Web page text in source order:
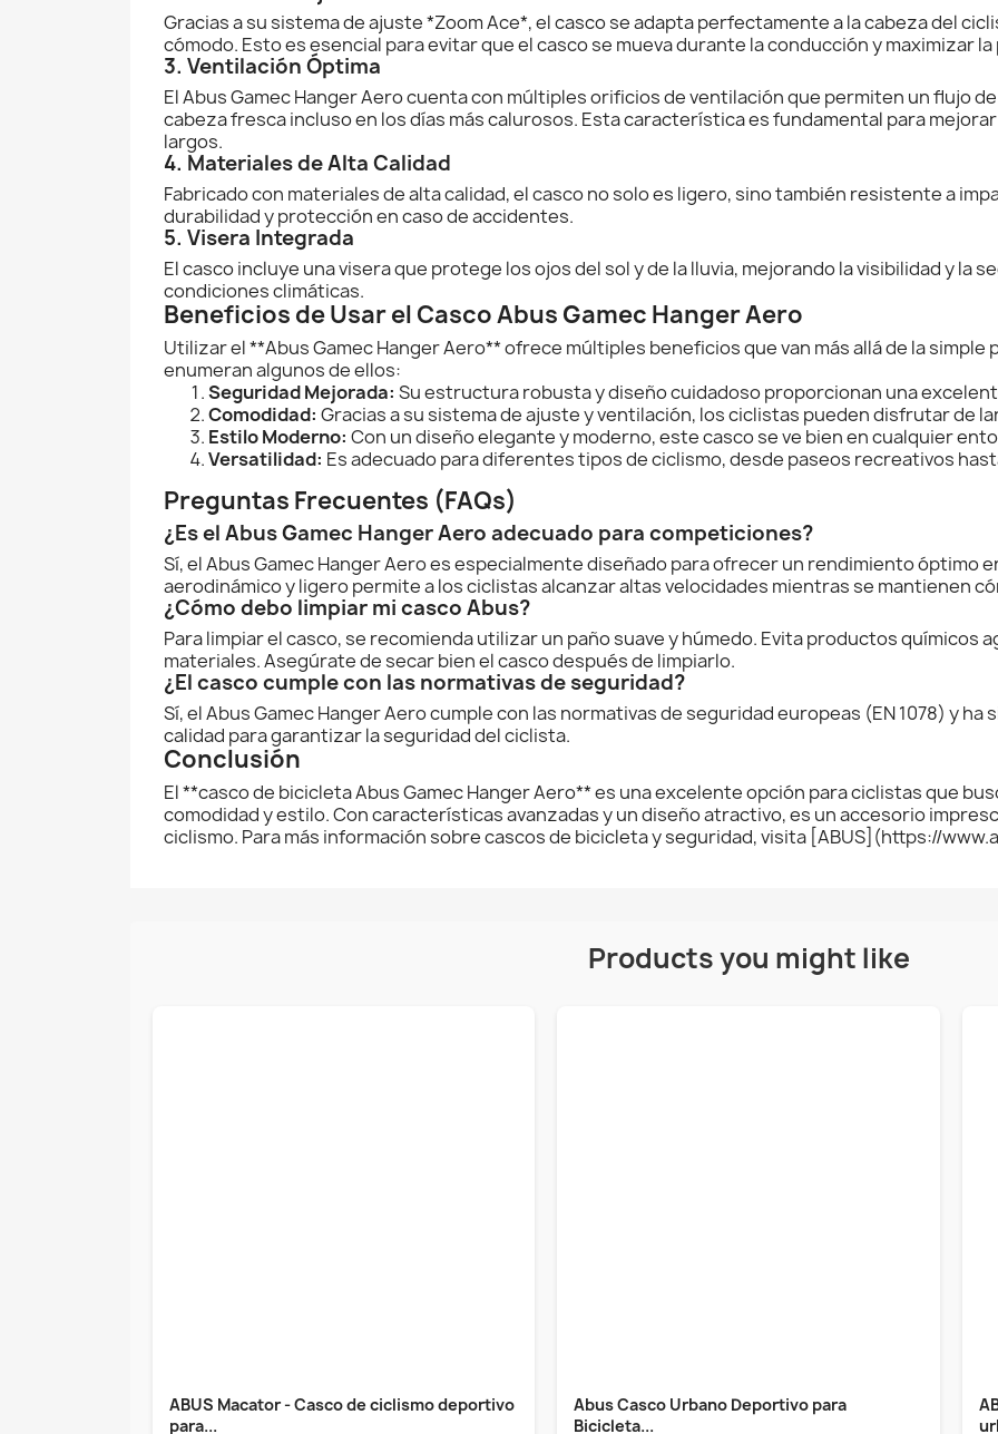
Gracias a su sistema de ajuste *Zoom Ace*, el casco se adapta perfectamente a la cabeza del
cómodo. Esto es esencial para evitar que el casco se mueva durante la conducción y maximizar
3. Ventilación Óptima
El Abus Gamec Hanger Aero cuenta con múltiples orificios de ventilación que permiten un flujo
cabeza fresca incluso en los días más calurosos. Esta característica es fundamental para
largos.
4. Materiales de Alta Calidad
Fabricado con materiales de alta calidad, el casco no solo es ligero, sino también resistente a
durabilidad y protección en caso de accidentes.
5. Visera Integrada
El casco incluye una visera que protege los ojos del sol y de la lluvia, mejorando la visibilidad y la
condiciones climáticas.
Beneficios de Usar el Casco Abus Gamec Hanger Aero
Utilizar el **Abus Gamec Hanger Aero** ofrece múltiples beneficios que van más allá de la
enumeran algunos de ellos:
Seguridad Mejorada: Su estructura robusta y diseño cuidadoso proporcionan una
Comodidad: Gracias a su sistema de ajuste y ventilación, los ciclistas pueden disfrutar de
Estilo Moderno: Con un diseño elegante y moderno, este casco se ve bien en cualquier
Versatilidad: Es adecuado para diferentes tipos de ciclismo, desde paseos recreativos
Preguntas Frecuentes (FAQs)
¿Es el Abus Gamec Hanger Aero adecuado para competiciones?
Sí, el Abus Gamec Hanger Aero es especialmente diseñado para ofrecer un rendimiento óptimo
aerodinámico y ligero permite a los ciclistas alcanzar altas velocidades mientras se mantienen
¿Cómo debo limpiar mi casco Abus?
Para limpiar el casco, se recomienda utilizar un paño suave y húmedo. Evita productos químicos
materiales. Asegúrate de secar bien el casco después de limpiarlo.
¿El casco cumple con las normativas de seguridad?
Sí, el Abus Gamec Hanger Aero cumple con las normativas de seguridad europeas (EN 1078) y
calidad para garantizar la seguridad del ciclista.
Conclusión
El **casco de bicicleta Abus Gamec Hanger Aero** es una excelente opción para ciclistas que
comodidad y estilo. Con características avanzadas y un diseño atractivo, es un accesorio
ciclismo. Para más información sobre cascos de bicicleta y seguridad, visita [ABUS](https://
Products you might like
ABUS Macator - Casco de ciclismo deportivo
para...
Abus Casco Urbano Deportivo para
Bicicleta...